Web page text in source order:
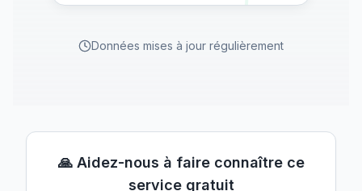
Données mises à jour régulièrement
🙏 Aidez-nous à faire connaître ce
service gratuit